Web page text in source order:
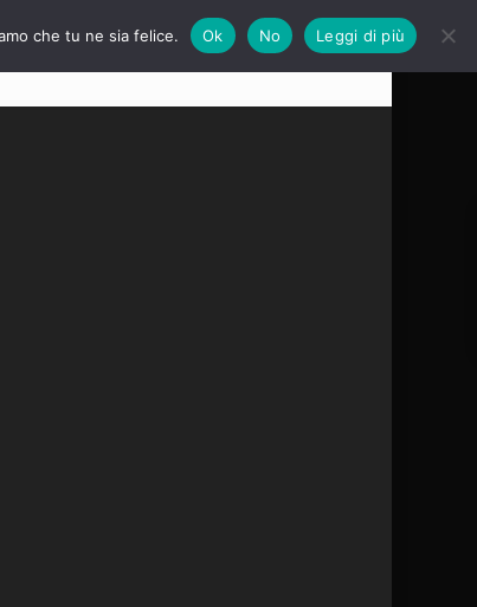
Calendario 2026
che tu ne sia felice. Ok No Leggi di più